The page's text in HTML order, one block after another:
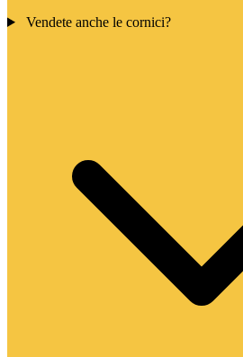
Vendete anche le cornici?